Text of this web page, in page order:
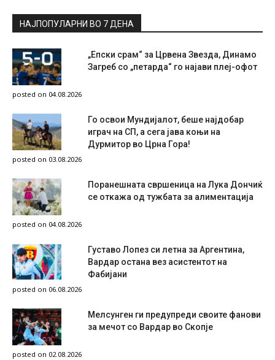
НАЈПОПУЛАРНИ ВО 7 ДЕНА
„Епски срам“ за Црвена Звезда, Динамо
Загреб со „петарда“ го најави плеј-офот
posted on 04.08.2026
Го освои Мундијалот, беше најдобар
играч на СП, а сега јава коњи на
Дурмитор во Црна Гора!
posted on 03.08.2026
Поранешната свршеница на Лука Дончиќ
се откажа од тужбата за алиментација
posted on 04.08.2026
Густаво Лопез си летна за Аргентина,
Вардар остана вез асистентот на
Фабијани
posted on 06.08.2026
Мелсунген ги предупреди своите фанови
за мечот со Вардар во Скопје
posted on 02.08.2026